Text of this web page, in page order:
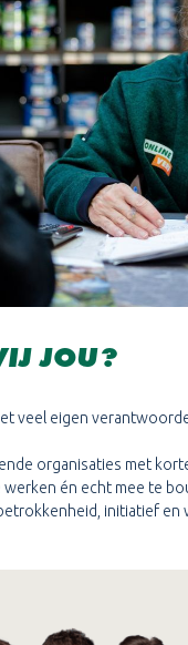
JOU?
veel eigen
organisaties met
én echt mee te
initiatief en